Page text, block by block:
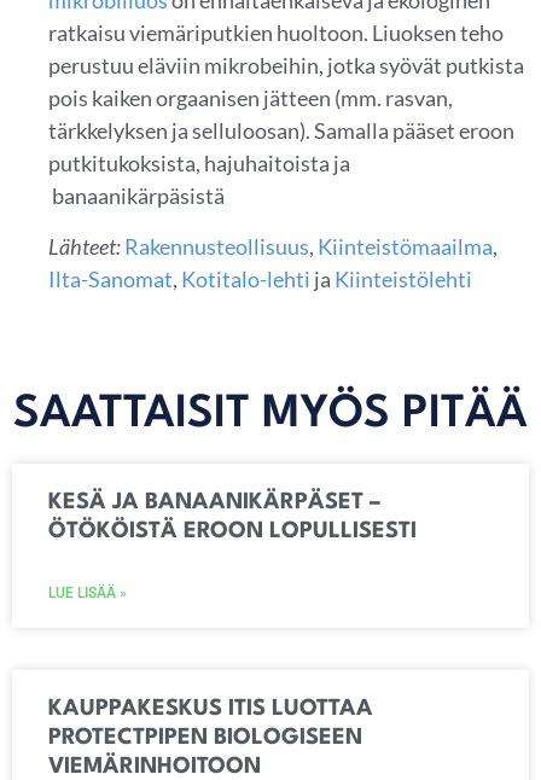
ratkaisu viemäriputkien huoltoon. Liuoksen teho
perustuu eläviin mikrobeihin, jotka syövät putkista
pois kaiken orgaanisen jätteen (mm. rasvan,
tärkkelyksen ja selluloosan). Samalla pääset eroon
putkitukoksista, hajuhaitoista ja
banaanikärpäsistä
Lähteet:Rakennusteollisuus, Kiinteistömaailma,
Ilta-Sanomat, Kotitalo-lehti ja Kiinteistölehti
SAATTAISIT MYÖS PITÄÄ
KESÄ JA BANAANIKÄRPÄSET –
ÖTÖKÖISTÄ EROON LOPULLISESTI
LUE LISÄÄ »
KAUPPAKESKUS ITIS LUOTTAA
PROTECTPIPEN BIOLOGISEEN
VIEMÄRINHOITOON